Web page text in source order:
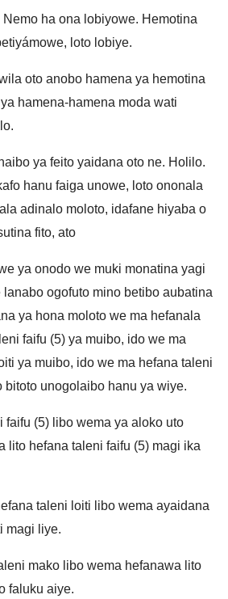
ha ona lobiyowe. Hemotina
loto lobiye.
oto anobo hamena ya hemotina
hamena-hamena moda wati
ya feito yaidana oto ne. Holilo.
hanu faiga unowe, loto ononala
adinalo moloto, idafane hiyaba o
fito, ato
ya onodo we muki monatina yagi
ogofuto mino betibo aubatina
ya hona moloto we ma hefanala
faifu (5) ya muibo, ido we ma
ya muibo, ido we ma hefana taleni
bitoto unogolaibo hanu ya wiye.
faifu (5) libo wema ya aloko uto
lito hefana taleni faifu (5) magi ika
taleni loiti libo wema ayaidana
magi liye.
mako libo wema hefanawa lito
faluku aiye.